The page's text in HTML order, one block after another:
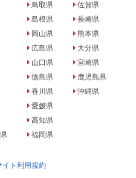
鳥取県
島根県
岡山県
広島県
山口県
徳島県
香川県
愛媛県
高知県
福岡県
佐賀県
長崎県
熊本県
大分県
宮崎県
鹿児島県
沖縄県
イト利用規約